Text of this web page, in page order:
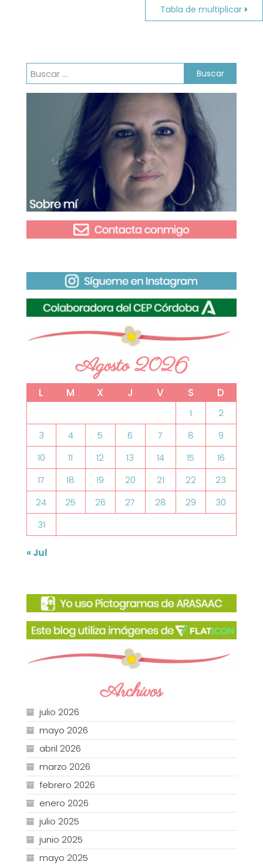
Tabla de multiplicar
Buscar:
Agosto 2026
L M X J V S D
1
2
3
4 5 6 7 8
9
10
11 12 13 14 15
16
17
18 19 20 21 22
23
24
25 26 27 28 29
30
31
« Jul
Archivos
julio 2026
mayo 2026
abril 2026
marzo 2026
febrero 2026
enero 2026
julio 2025
junio 2025
mayo 2025